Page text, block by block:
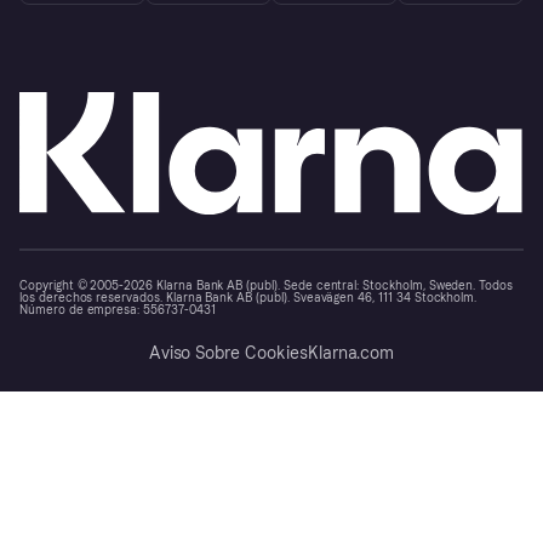
Copyright © 2005-2026 Klarna Bank AB (publ). Sede central: Stockholm, Sweden. Todos
los derechos reservados. Klarna Bank AB (publ). Sveavägen 46, 111 34 Stockholm.
Número de empresa: 556737-0431
Aviso Sobre CookiesKlarna.com